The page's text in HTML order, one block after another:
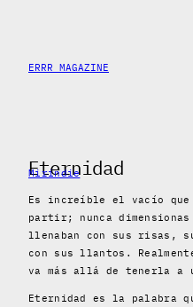
contenido
ERRR MAGAZINE
Eternidad
Mirindie
Es increíble el vacío
partir; nunca
llenaban con sus risas,
con sus llantos.
va más allá de tenerla a
Eternidad es la palabra